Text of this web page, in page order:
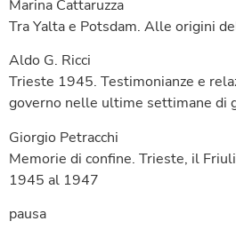
Marina Cattaruzza
Tra Yalta e Potsdam. Alle origini
Aldo G. Ricci
Trieste 1945. Testimonianze e
governo nelle ultime settimane di
Giorgio Petracchi
Memorie di confine. Trieste, il
1945 al 1947
pausa